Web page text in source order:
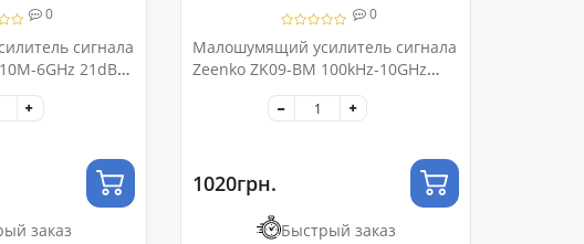
0
сигнала
6GHz 21dB
заказ
0
Малошумящий усилитель сигнала
Zeenko ZK09-BM 100kHz-10GHz
1020грн.
Быстрый заказ